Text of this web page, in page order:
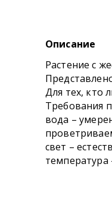
Описание
Растение с
Для тех, кто
Требования
вода –
свет –